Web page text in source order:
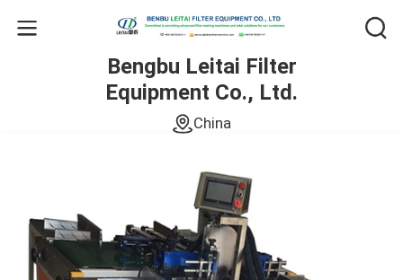
Bengbu Leitai Filter
Equipment Co., Ltd.
China